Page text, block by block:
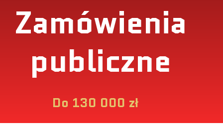
Zamówienia
publiczne
Do 130 000 zł